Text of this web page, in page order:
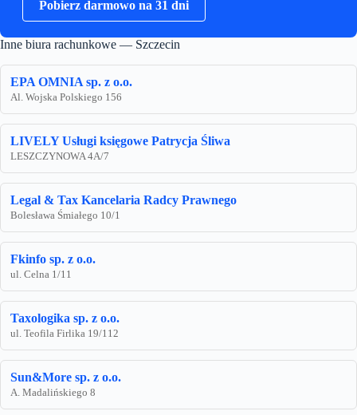
Pobierz darmowo na 31 dni
Inne biura rachunkowe — Szczecin
EPA OMNIA sp. z o.o.
Al. Wojska Polskiego 156
LIVELY Usługi księgowe Patrycja Śliwa
LESZCZYNOWA 4A/7
Legal & Tax Kancelaria Radcy Prawnego
Bolesława Śmiałego 10/1
Fkinfo sp. z o.o.
ul. Celna 1/11
Taxologika sp. z o.o.
ul. Teofila Firlika 19/112
Sun&More sp. z o.o.
A. Madalińskiego 8